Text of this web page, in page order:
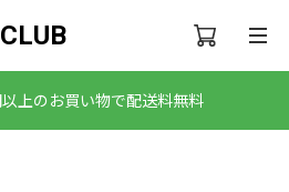
上のお買い物で配送料無料